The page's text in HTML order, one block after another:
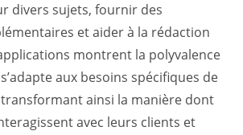
divers sujets, fournir des
et aider à la rédaction
montrent la polyvalence
aux besoins spécifiques de
ainsi la manière dont
avec leurs clients et